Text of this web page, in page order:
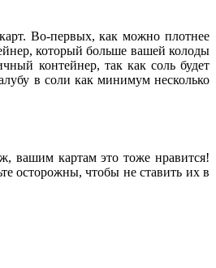
Во-первых, как можно плотнее
который больше вашей колоды
контейнер, так как соль будет
в соли как минимум несколько
вашим картам это тоже нравится!
осторожны, чтобы не ставить их в